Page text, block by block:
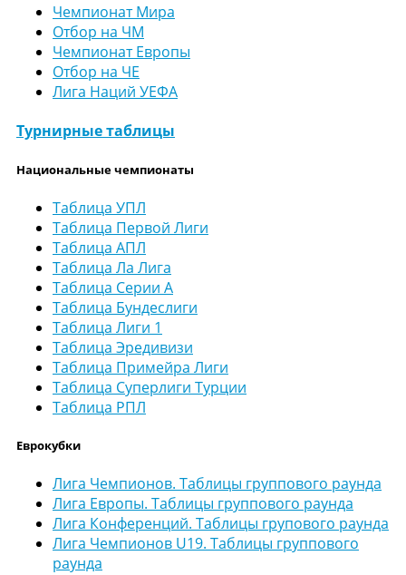
Чемпионат Мира
Отбор на ЧМ
Чемпионат Европы
Отбор на ЧЕ
Лига Наций УЕФА
Турнирные таблицы
Национальные чемпионаты
Таблица УПЛ
Таблица Первой Лиги
Таблица АПЛ
Таблица Ла Лига
Таблица Серии А
Таблица Бундеслиги
Таблица Лиги 1
Таблица Эредивизи
Таблица Примейра Лиги
Таблица Суперлиги Турции
Таблица РПЛ
Еврокубки
Лига Чемпионов. Таблицы группового раунда
Лига Европы. Таблицы группового раунда
Лига Конференций. Таблицы групового раунда
Лига Чемпионов U19. Таблицы группового
раунда